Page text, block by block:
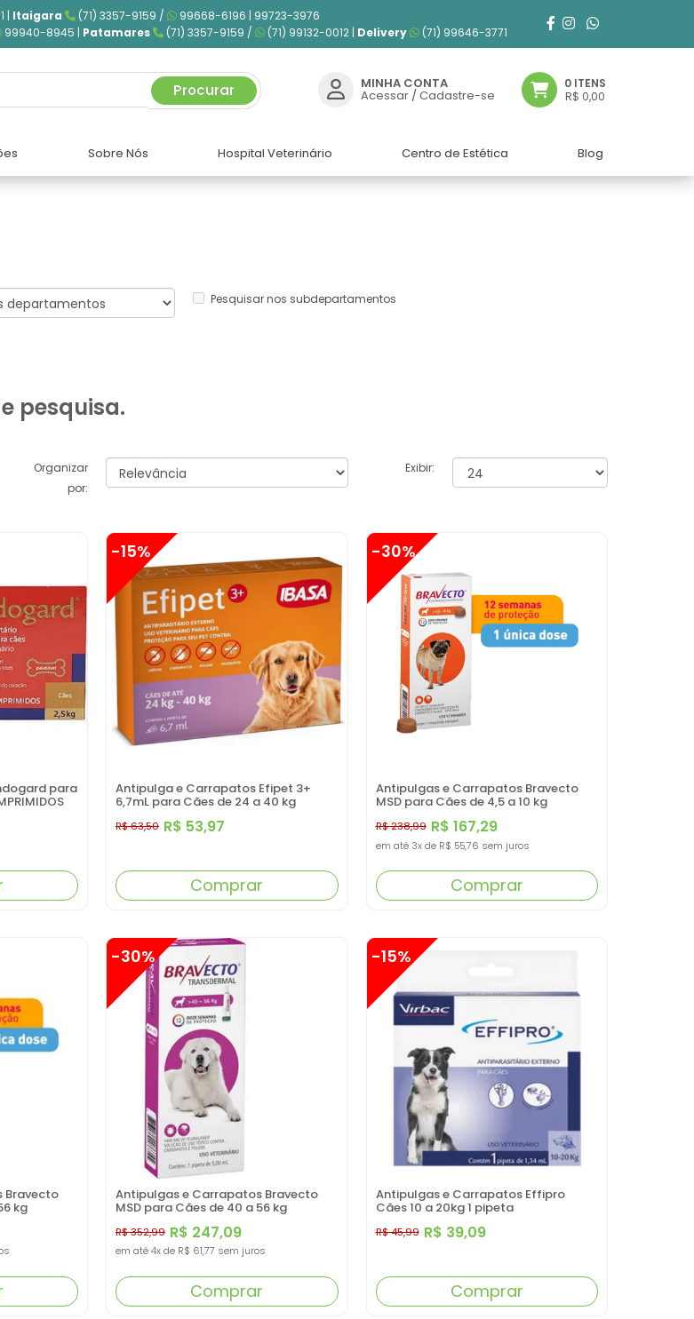
| Itaigara (71) 3357-9159 /
99668-6196 | 99723-3976
99940-8945 | Patamares (71) 3357-9159 / (71) 99132-0012 | Delivery (71) 99646-3771
MINHA CONTA
Acessar /Cadastre-se
0 ITENS
R$ 0,00
Procurar
Sobre Nós Hospital Veterinário Centro de Estética Blog
Pesquisar nos subdepartamentos
pesquisa.
Organizar
por:
Exibir:
para Antipulga e Carrapatos Efipet 3+
6,7mL para Cães de 24 a 40 kg
R$ 53,97
R$ 63,50
-15%
Comprar
Antipulgas e Carrapatos Bravecto
MSD para Cães de 4,5 a 10 kg
R$ 167,29
R$ 238,99
-30%
em até 3xde R$ 55,76 sem juros
Comprar
Bravecto
kg
Antipulgas e Carrapatos Bravecto
MSD para Cães de 40 a 56 kg
R$ 247,09
R$ 352,99
-30%
em até 4x de R$ 61,77 sem juros
Comprar
Antipulgas e Carrapatos Effipro
Cães 10 a 20kg 1 pipeta
R$ 39,09
R$ 45,99
-15%
Comprar